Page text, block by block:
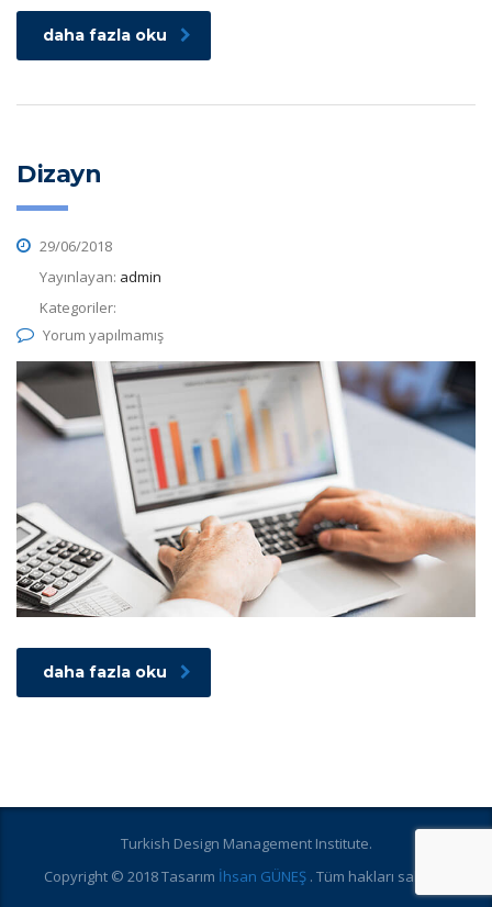
daha fazla oku
Dizayn
29/06/2018
Yayınlayan: admin
Kategoriler:
Yorum yapılmamış
daha fazla oku
Turkish Design Management Institute.
Copyright © 2018 Tasarım İhsan GÜNEŞ . Tüm hakları saklıdır.